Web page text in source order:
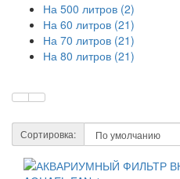
На 500 литров (2)
На 60 литров (21)
На 70 литров (21)
На 80 литров (21)
Сортировка: